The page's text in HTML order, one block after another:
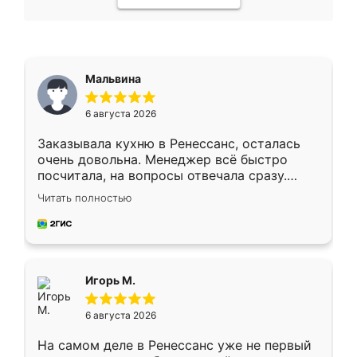
Мальвина
6 августа 2026
Заказывала кухню в Ренессанс, осталась
очень довольна. Менеджер всё быстро
посчитала, на вопросы отвечала сразу.
Замерщик приехал в субботу, подошёл к
делу со всей ответственностью. Собрали
за день, ребята работали аккуратно, даже
Читать полностью
Игорь М.
6 августа 2026
На самом деле в Ренессанс уже не первый